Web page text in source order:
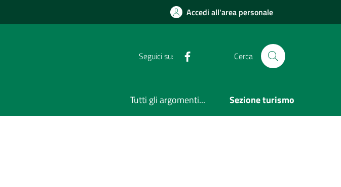
Accedi all'area personale
Seguici su: Cerca
Tutti gli argomenti... Sezione turismo